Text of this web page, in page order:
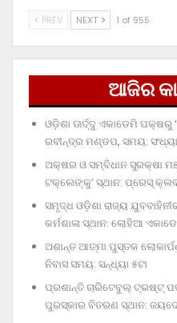
PREV NEXT 1 of 955
ଆଜିର
ଓଡ଼ିଶା ଊର୍ଦ୍ଦୁ ଏକାଡେମି ପକ୍ଷରୁ
ରବୀନ୍ଦ୍ର ମଣ୍ଡପ, ସମୟ: ସଂଧ୍ୟା
ଅକ୍ଷର ଓ ସମ୍ବିଧାନ ସୁରକ୍ଷା
ଟକ୍‌ଲେଙ୍କୁ’ ସ୍ଥାନ: ପ୍ରେସ୍‌
ସମୃଦ୍ଧ ଓଡ଼ିଶା ରାଜ୍ୟ
କର୍ମଶାଳା ସ୍ଥାନ: ଲୋହିଆ
ଅଶାନ୍ତ ଆତ୍ମା ପୁସ୍ତକ
ନିବାସ ସମୟ: ସନ୍ଧ୍ୟା ୫ଟା
ପ୍ରଶାନ୍ତି ଚାରିଟେବୁଲ୍‌ ଟ୍ରଷ୍ଟ୍‌
ପୁରସ୍କାର ବିତରଣ ସ୍ଥାନ: